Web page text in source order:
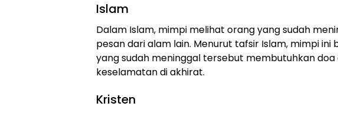
Islam
Dalam Islam, mimpi melihat orang yang sudah
pesan dari alam lain. Menurut tafsir Islam, mimpi
yang sudah meninggal tersebut membutuhkan
keselamatan di akhirat.
Kristen